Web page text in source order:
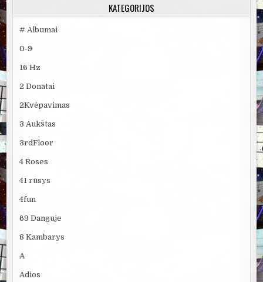
KATEGORIJOS
# Albumai
0-9
16 Hz
2 Donatai
2Kvėpavimas
3 Aukštas
3rdFloor
4 Roses
41 rūsys
4fun
69 Danguje
8 Kambarys
A
Adios